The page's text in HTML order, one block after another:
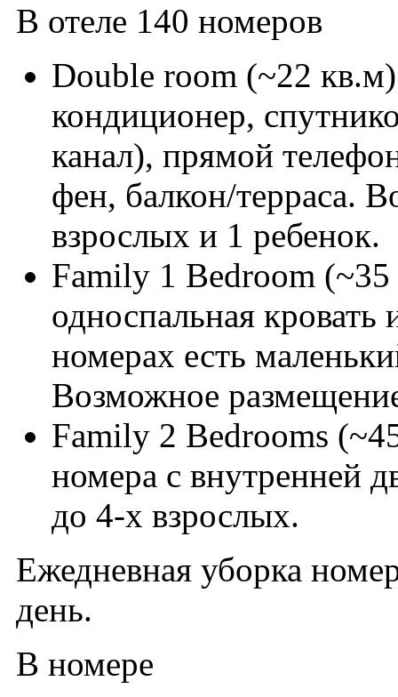
В отеле 140 номеров
Double room (~22
кондиционер,
канал), прямой
фен, балкон/терраса.
взрослых и 1 ребенок.
Family 1 Bedroom (~35
односпальная
номерах есть
Возможное
Family 2 Bedrοοms
номера с внутренней
до 4-х взрослых.
Ежедневная уборка
день.
В номере